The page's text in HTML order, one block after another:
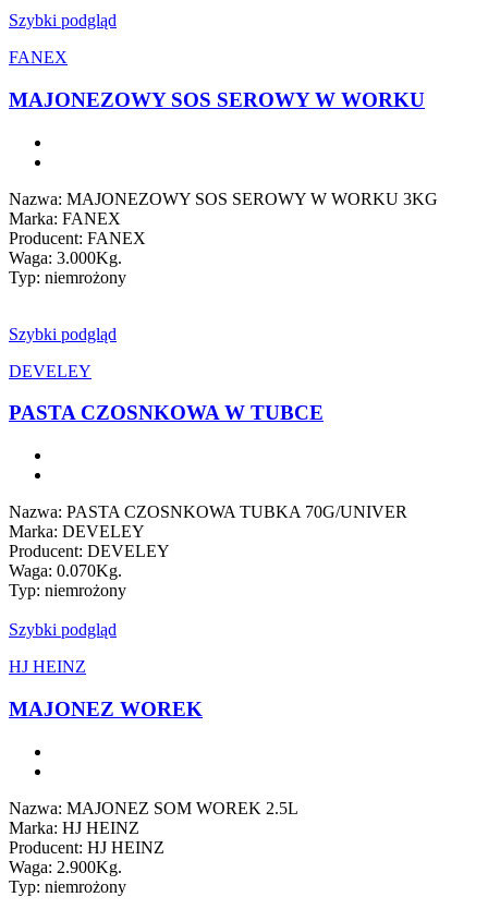
Szybki podgląd
FANEX
MAJONEZOWY SOS SEROWY W WORKU
Nazwa: MAJONEZOWY SOS SEROWY W WORKU 3KG
Marka: FANEX
Producent: FANEX
Waga: 3.000Kg.
Typ: niemrożony
Szybki podgląd
DEVELEY
PASTA CZOSNKOWA W TUBCE
Nazwa: PASTA CZOSNKOWA TUBKA 70G/UNIVER
Marka: DEVELEY
Producent: DEVELEY
Waga: 0.070Kg.
Typ: niemrożony
Szybki podgląd
HJ HEINZ
MAJONEZ WOREK
Nazwa: MAJONEZ SOM WOREK 2.5L
Marka: HJ HEINZ
Producent: HJ HEINZ
Waga: 2.900Kg.
Typ: niemrożony